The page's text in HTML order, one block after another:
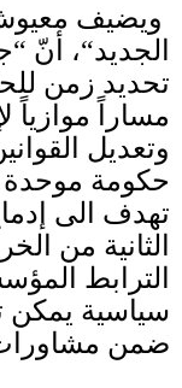
ويضيف
الجديد“، أنّ “
تحديد زمن
مساراً موازياً
وتعديل
حكومة موحدة
تهدف الى
الثانية من
الترابط
سياسية يمكن
ضمن